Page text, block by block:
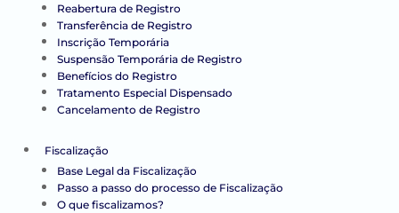
Reabertura de Registro
Transferência de Registro
Inscrição Temporária
Suspensão Temporária de Registro
Benefícios do Registro
Tratamento Especial Dispensado
Cancelamento de Registro
Fiscalização
Base Legal da Fiscalização
Passo a passo do processo de Fiscalização
O que fiscalizamos?